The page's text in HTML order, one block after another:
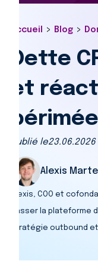
Accueil > Blog >
Dette
et
périmée
Publié le23.06.2026
Alexis Martel
Alexis, COO et
passer la plateforme
stratégie outbound